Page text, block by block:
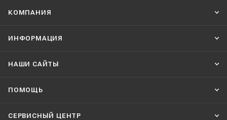
КОМПАНИЯ
ИНФОРМАЦИЯ
НАШИ CАЙТЫ
ПОМОЩЬ
СЕРВИСНЫЙ ЦЕНТР